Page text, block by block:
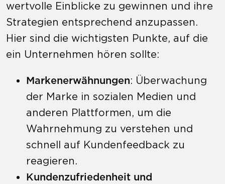
wertvolle Einblicke zu gewinnen und ihre
Strategien entsprechend anzupassen.
Hier sind die wichtigsten Punkte, auf die
ein Unternehmen hören sollte:
Markenerwähnungen: Überwachung
der Marke in sozialen Medien und
anderen Plattformen, um die
Wahrnehmung zu verstehen und
schnell auf Kundenfeedback zu
reagieren.
Kundenzufriedenheit und